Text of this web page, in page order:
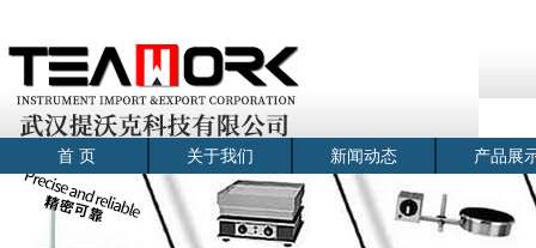
首 页 关于我们 新闻动态 产品展